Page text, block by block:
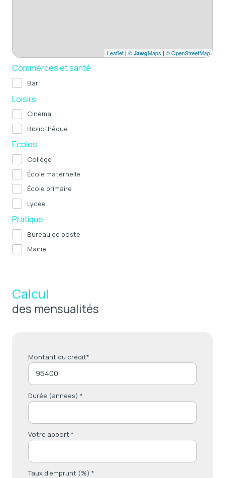
Leaflet | © JawgMaps | © OpenStreetMap
Commerces et santé
Bar
Loisirs
Cinéma
Bibliothèque
Ecoles
Collège
École maternelle
École primaire
Lycée
Pratique
Bureau de poste
Mairie
Calcul
des mensualités
Montant du crédit*
Durée (années) *
Votre apport *
Taux d'emprunt (%) *